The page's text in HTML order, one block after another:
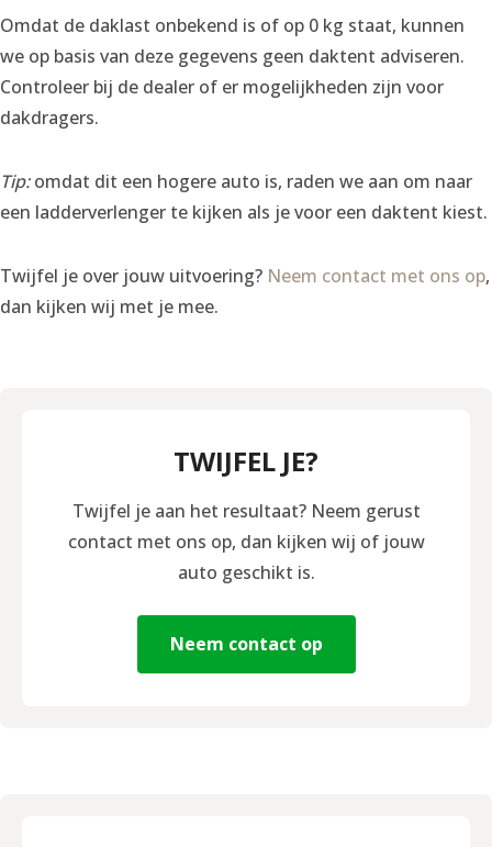
Omdat de daklast onbekend is of op 0 kg staat, kunnen
we op basis van deze gegevens geen daktent adviseren.
Controleer bij de dealer of er mogelijkheden zijn voor
dakdragers.
Tip:omdat dit een hogere auto is, raden we aan om naar
een ladderverlenger te kijken als je voor een daktent kiest.
Twijfel je over jouw uitvoering? Neem contact met ons op,
dan kijken wij met je mee.
TWIJFEL JE?
Twijfel je aan het resultaat? Neem gerust
contact met ons op, dan kijken wij of jouw
auto geschikt is.
Neem contact op